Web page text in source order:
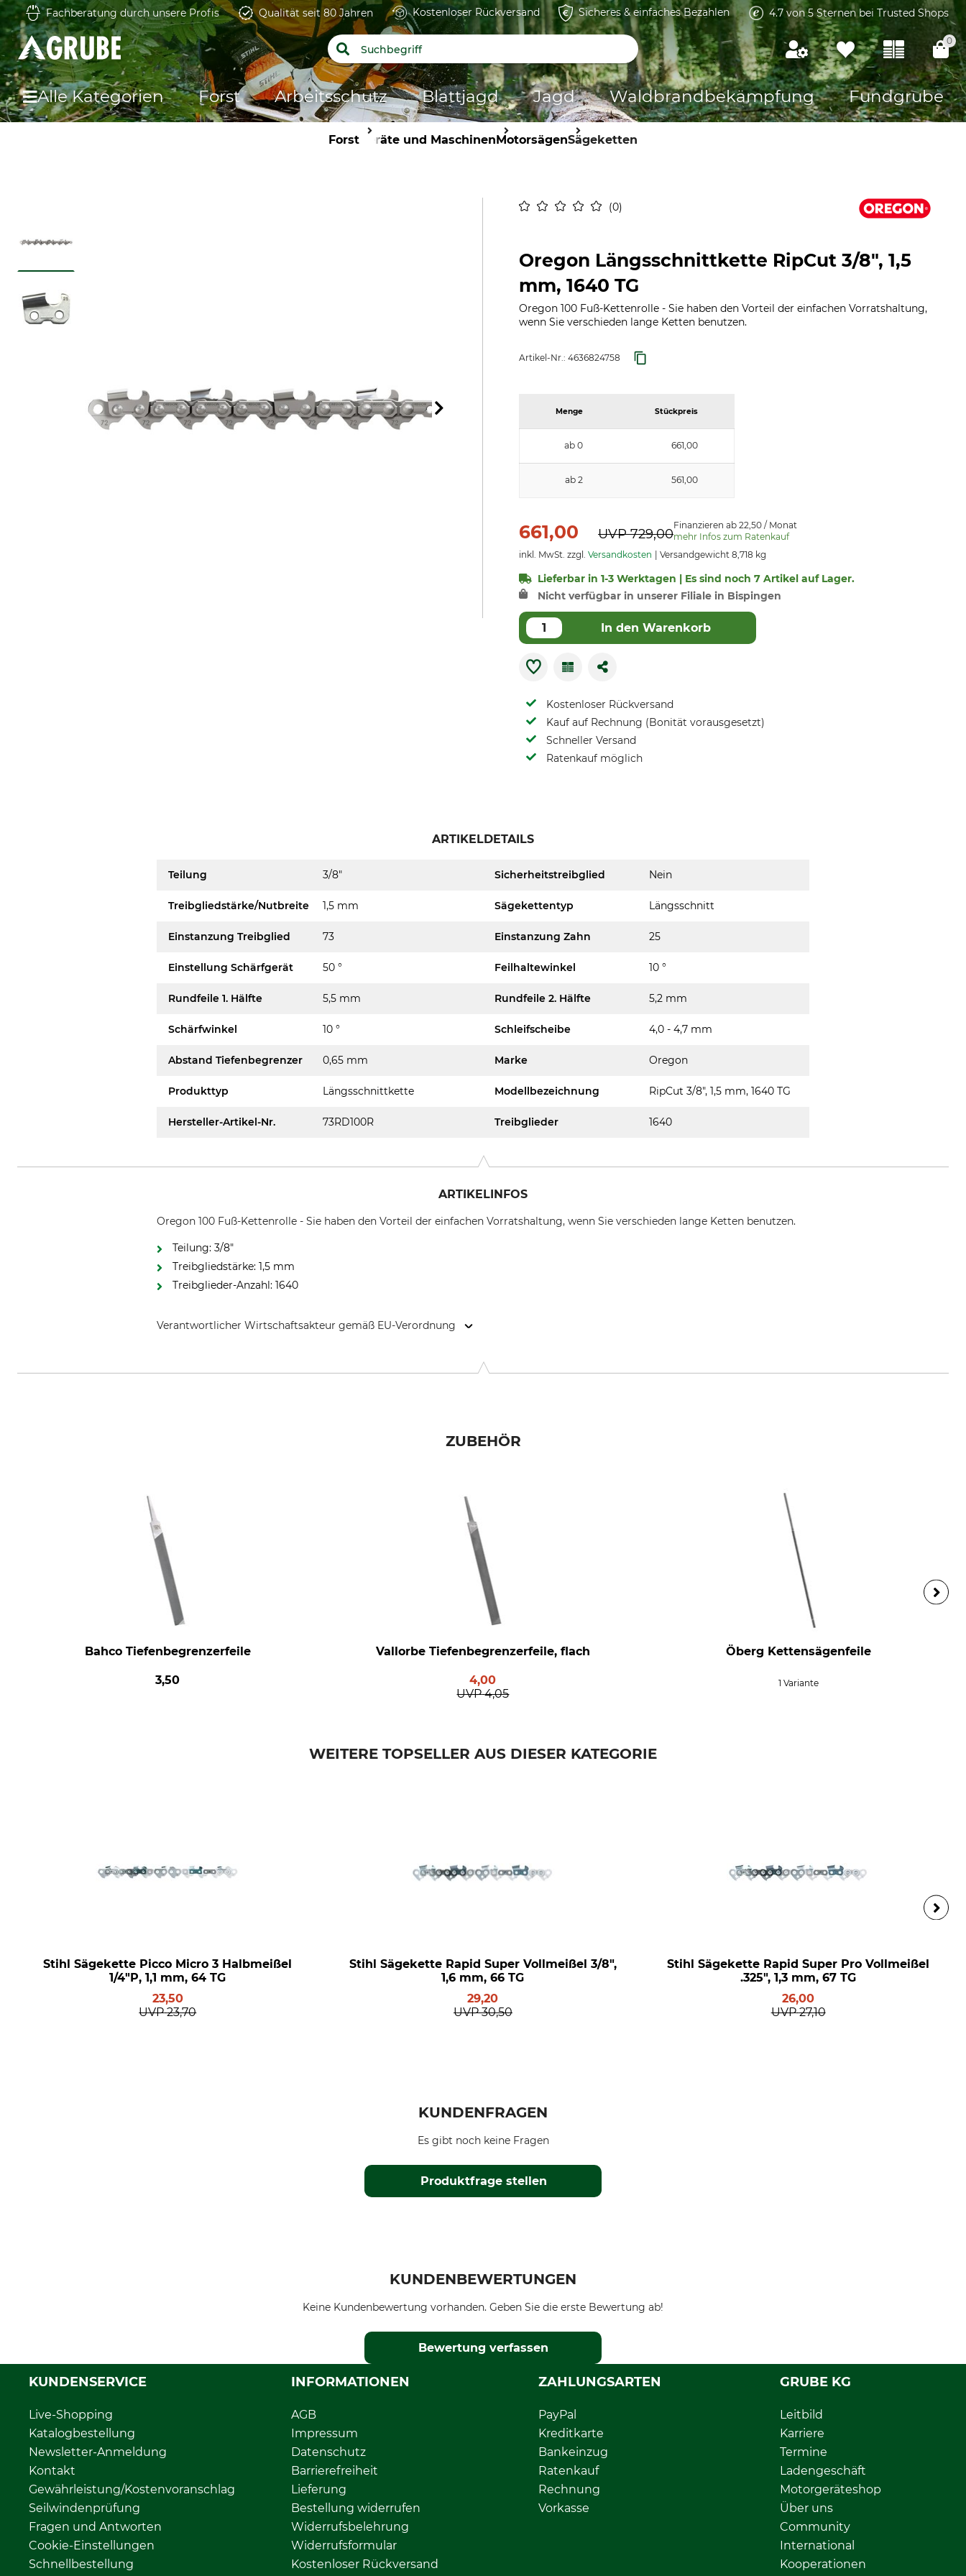
Fachberatung durch unsere Profis Qualität seit 80 Jahren Kostenloser Rückversand Sicheres & einfaches Bezahlen 4.7 von 5 Sternen bei Trusted Shops
0
Alle Kategorien Forst Arbeitsschutz Blattjagd Jagd Waldbrandbekämpfung Fundgrube
Forst Geräte und MaschinenMotorsägenSägeketten
0
Oregon Längsschnittkette RipCut 3/8", 1,5
mm, 1640 TG
Oregon 100 Fuß-Kettenrolle - Sie haben den Vorteil der einfachen Vorratshaltung,
wenn Sie verschieden lange Ketten benutzen.
Artikel-Nr.: 4636824758
Menge Stückpreis
ab 0 661,00
ab 2 561,00
661,00 UVP729,00
Finanzieren ab 22,50 / Monat
mehr Infos zum Ratenkauf
inkl. MwSt. zzgl. Versandkosten Versandgewicht 8,718 kg
Lieferbar in 1-3 Werktagen | Es sind noch 7 Artikel auf Lager.
Nicht verfügbar in unserer Filiale in Bispingen
In den Warenkorb
Kostenloser Rückversand
Kauf auf Rechnung (Bonität vorausgesetzt)
Schneller Versand
Ratenkauf möglich
ARTIKELDETAILS
Teilung 3/8" Sicherheitstreibglied Nein
Treibgliedstärke/Nutbreite 1,5 mm Sägekettentyp Längsschnitt
Einstanzung Treibglied 73 Einstanzung Zahn 25
Einstellung Schärfgerät 50 ° Feilhaltewinkel 10 °
Rundfeile 1. Hälfte 5,5 mm Rundfeile 2. Hälfte 5,2 mm
Schärfwinkel 10 ° Schleifscheibe 4,0 - 4,7 mm
Abstand Tiefenbegrenzer 0,65 mm Marke Oregon
Produkttyp Längsschnittkette Modellbezeichnung RipCut 3/8", 1,5 mm, 1640 TG
Hersteller-Artikel-Nr. 73RD100R Treibglieder 1640
ARTIKELINFOS
Oregon 100 Fuß-Kettenrolle - Sie haben den Vorteil der einfachen Vorratshaltung, wenn Sie verschieden lange Ketten benutzen.
Teilung: 3/8"
Treibgliedstärke: 1,5 mm
Treibglieder-Anzahl: 1640
Verantwortlicher Wirtschaftsakteur gemäß EU-Verordnung
ZUBEHÖR
Bahco Tiefenbegrenzerfeile
3,50
Vallorbe Tiefenbegrenzerfeile, flach
4,00
UVP 4,05
Öberg Kettensägenfeile
1 Variante
WEITERE TOPSELLER AUS DIESER KATEGORIE
Stihl Sägekette Picco Micro 3 Halbmeißel
1/4"P, 1,1 mm, 64 TG
23,50
UVP 23,70
Stihl Sägekette Rapid Super Vollmeißel 3/8",
1,6 mm, 66 TG
29,20
UVP 30,50
Stihl Sägekette Rapid Super Pro Vollmeißel
.325", 1,3 mm, 67 TG
26,00
UVP 27,10
KUNDENFRAGEN
Produktfrage stellen
Es gibt noch keine Fragen
KUNDENBEWERTUNGEN
Keine Kundenbewertung vorhanden. Geben Sie die erste Bewertung ab!
Bewertung verfassen
KUNDENSERVICE
Live-Shopping
Katalogbestellung
Newsletter-Anmeldung
Kontakt
Gewährleistung/Kostenvoranschlag
Seilwindenprüfung
Fragen und Antworten
Cookie-Einstellungen
Schnellbestellung
INFORMATIONEN
AGB
Impressum
Datenschutz
Barrierefreiheit
Lieferung
Bestellung widerrufen
Widerrufsbelehrung
Widerrufsformular
Kostenloser Rückversand
ZAHLUNGSARTEN
PayPal
Kreditkarte
Bankeinzug
Ratenkauf
Rechnung
Vorkasse
GRUBE KG
Leitbild
Karriere
Termine
Ladengeschäft
Motorgeräteshop
Über uns
Community
International
Kooperationen